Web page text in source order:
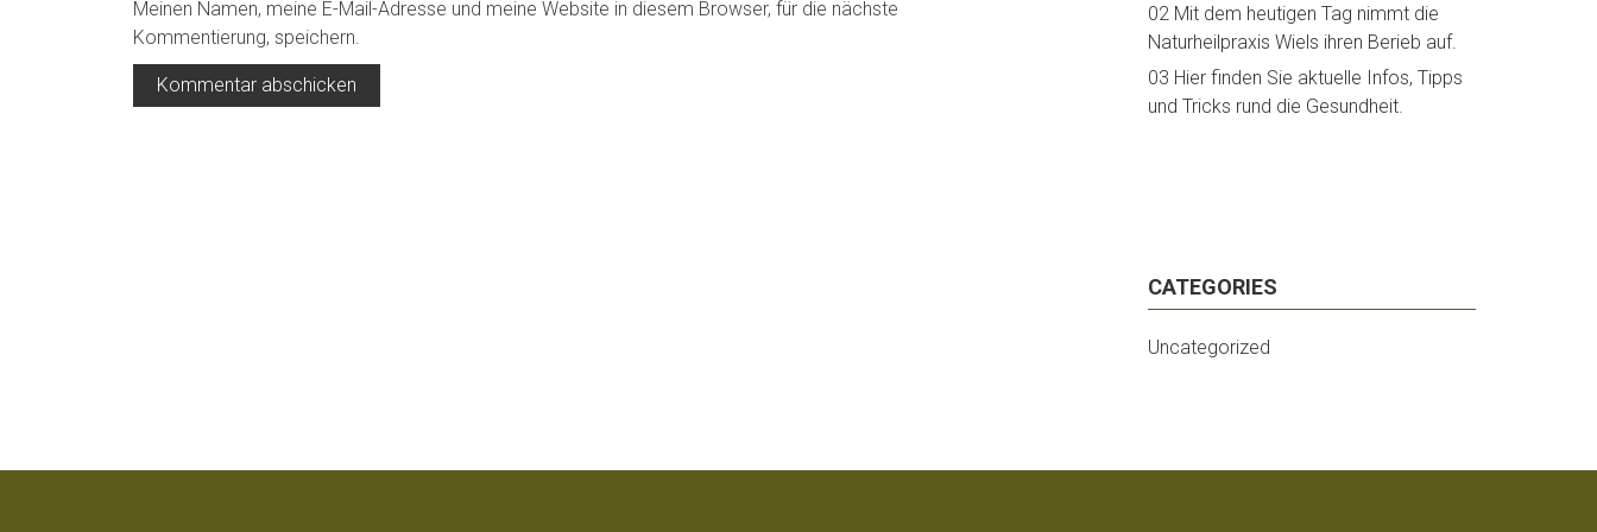
Meinen Namen, meine E-Mail-Adresse und meine Website in diesem Browser, für die nächste
Kommentierung, speichern.
02 Mit dem heutigen Tag nimmt die
Naturheilpraxis Wiels ihren Berieb auf.
03 Hier finden Sie aktuelle Infos, Tipps
und Tricks rund die Gesundheit.
CATEGORIES
Uncategorized